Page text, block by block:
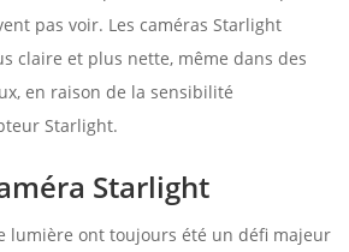
pas voir. Les caméras Starlight
claire et plus nette, même dans des
en raison de la sensibilité
Starlight.
Starlight
lumière ont toujours été un défi majeur